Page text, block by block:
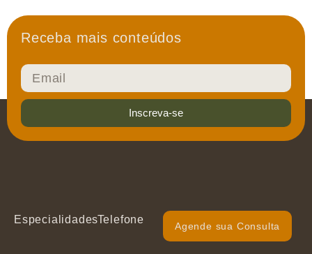
Receba mais conteúdos
Inscreva-se
EspecialidadesTelefone
Agende sua Consulta